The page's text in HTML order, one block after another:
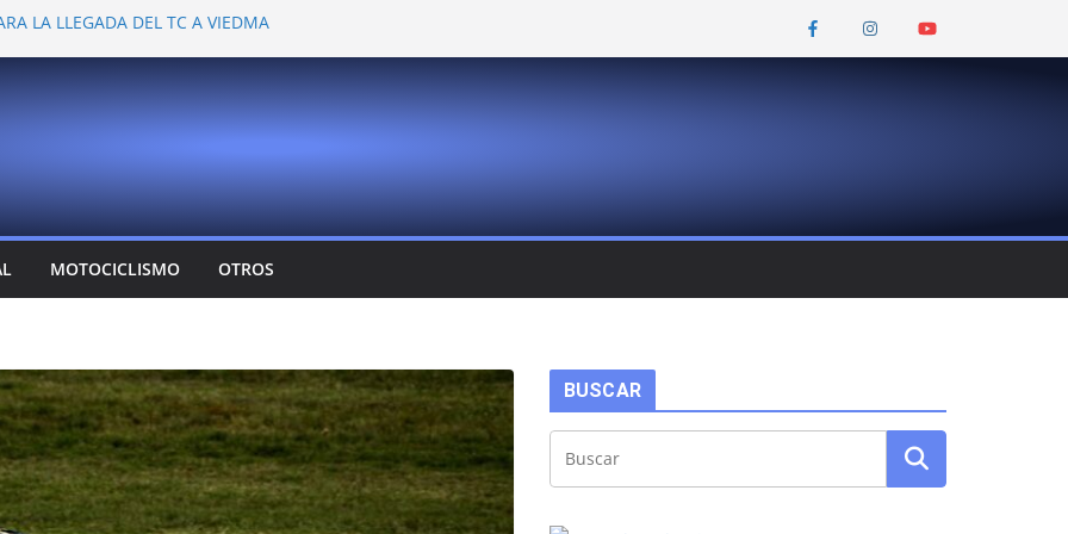
LA LLEGADA DEL TC A VIEDMA
EN LA PLATA
VER A TANTOS PILOTOS
DEJÓ CAMBIOS EN LOS CAMPEONATOS
CONFIRMA SU REGRESO AL TOP RACE
MOTOCICLISMO OTROS
BUSCAR